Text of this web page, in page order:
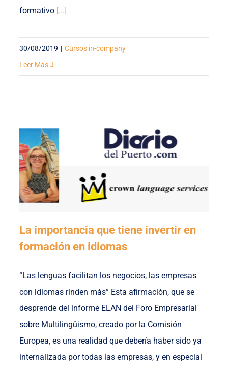
formativo [...]
30/08/2019 | Cursos in-company
Leer Más
La importancia que tiene invertir en
formación en idiomas
“Las lenguas facilitan los negocios, las empresas
con idiomas rinden más” Esta afirmación, que se
desprende del informe ELAN del Foro Empresarial
sobre Multilingüismo, creado por la Comisión
Europea, es una realidad que debería haber sido ya
internalizada por todas las empresas, y en especial